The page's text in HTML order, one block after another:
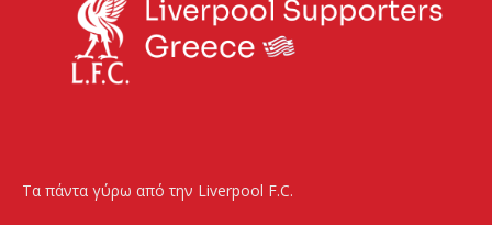
Τα πάντα γύρω από την Liverpool F.C.